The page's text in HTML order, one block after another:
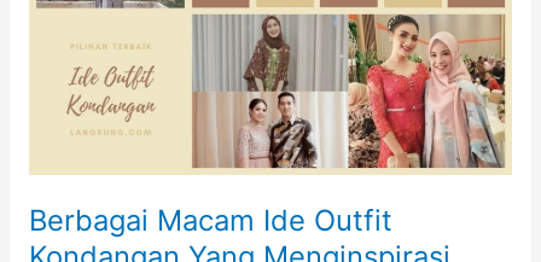
Berbagai Macam Ide Outfit